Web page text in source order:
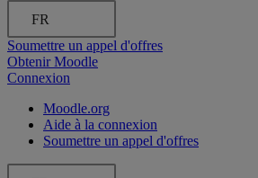
FR
Soumettre un appel d'offres
Obtenir Moodle
Connexion
Moodle.org
Aide à la connexion
Soumettre un appel d'offres